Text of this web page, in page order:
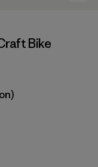
Bike